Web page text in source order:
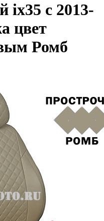
ix35 с 2013-
цвет
Ромб